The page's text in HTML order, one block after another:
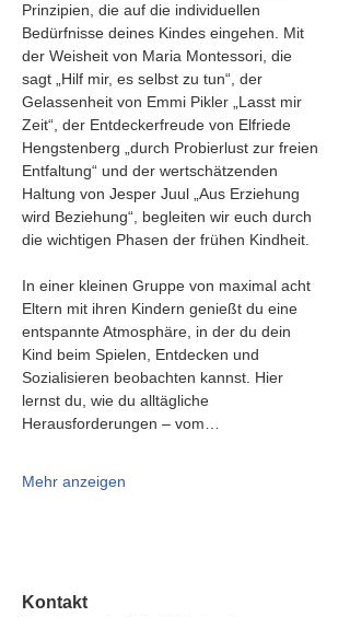
Prinzipien, die auf die individuellen
Bedürfnisse deines Kindes eingehen. Mit
der Weisheit von Maria Montessori, die
sagt „Hilf mir, es selbst zu tun“, der
Gelassenheit von Emmi Pikler „Lasst mir
Zeit“, der Entdeckerfreude von Elfriede
Hengstenberg „durch Probierlust zur freien
Entfaltung“ und der wertschätzenden
Haltung von Jesper Juul „Aus Erziehung
wird Beziehung“, begleiten wir euch durch
die wichtigen Phasen der frühen Kindheit.
In einer kleinen Gruppe von maximal acht
Eltern mit ihren Kindern genießt du eine
entspannte Atmosphäre, in der du dein
Kind beim Spielen, Entdecken und
Sozialisieren beobachten kannst. Hier
lernst du, wie du alltägliche
Herausforderungen – vom…
Mehr anzeigen
Kontakt